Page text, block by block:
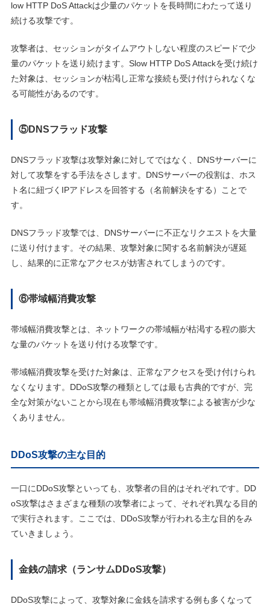
low HTTP DoS Attackは少量のパケットを長時間にわたって送り
続ける攻撃です。
攻撃者は、セッションがタイムアウトしない程度のスピードで少
量のパケットを送り続けます。Slow HTTP DoS Attackを受け続け
た対象は、セッションが枯渇し正常な接続も受け付けられなくな
る可能性があるのです。
⑤DNSフラッド攻撃
DNSフラッド攻撃は攻撃対象に対してではなく、DNSサーバーに
対して攻撃をする手法をさします。DNSサーバーの役割は、ホス
ト名に紐づくIPアドレスを回答する（名前解決をする）ことで
す。
DNSフラッド攻撃では、DNSサーバーに不正なリクエストを大量
に送り付けます。その結果、攻撃対象に関する名前解決が遅延
し、結果的に正常なアクセスが妨害されてしまうのです。
⑥帯域幅消費攻撃
帯域幅消費攻撃とは、ネットワークの帯域幅が枯渇する程の膨大
な量のパケットを送り付ける攻撃です。
帯域幅消費攻撃を受けた対象は、正常なアクセスを受け付けられ
なくなります。DDoS攻撃の種類としては最も古典的ですが、完
全な対策がないことから現在も帯域幅消費攻撃による被害が少な
くありません。
DDoS攻撃の主な目的
一口にDDoS攻撃といっても、攻撃者の目的はそれぞれです。DD
oS攻撃はさまざまな種類の攻撃者によって、それぞれ異なる目的
で実行されます。ここでは、DDoS攻撃が行われる主な目的をみ
ていきましょう。
金銭の請求（ランサムDDoS攻撃）
DDoS攻撃によって、攻撃対象に金銭を請求する例も多くなって